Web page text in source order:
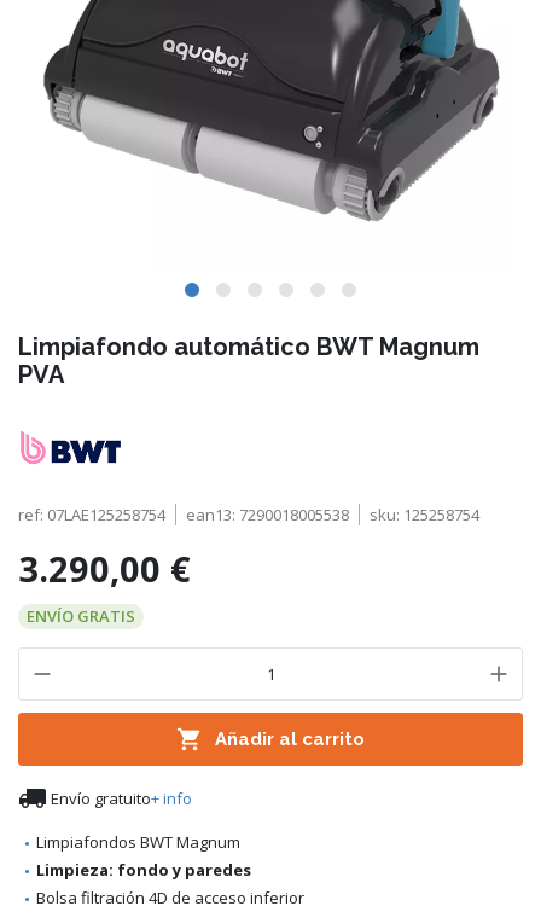
Limpiafondo automático BWT Magnum
PVA
ref: 07LAE125258754 ean13: 7290018005538 sku: 125258754
3.290,00 €
ENVÍO GRATIS
 Añadir al carrito
 Envío gratuito+ info
Limpiafondos BWT Magnum
Limpieza: fondo y paredes
Bolsa filtración 4D de acceso inferior